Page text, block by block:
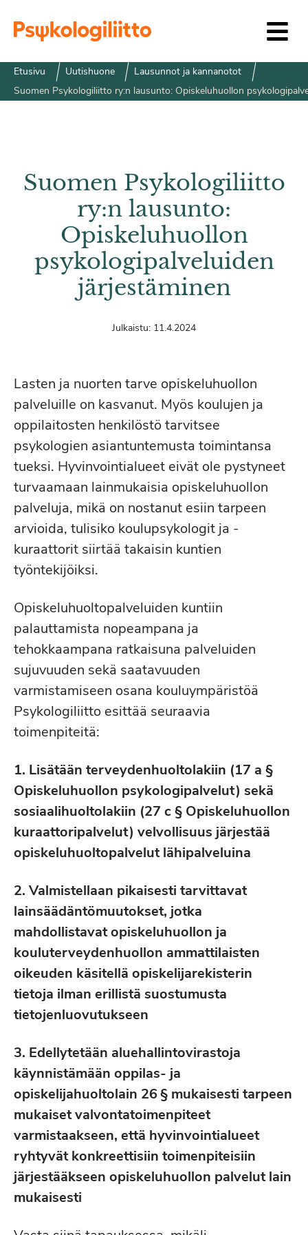
Etusivu Uutishuone
Lausunnot ja kannanotot
Suomen Psykologiliitto ry:n lausunto: Opiskeluhuollon
Suomen Psykologiliitto
ry:n lausunto:
Opiskeluhuollon
psykologipalveluiden
järjestäminen
Julkaistu: 11.4.2024
Lasten ja nuorten tarve opiskeluhuollon
palveluille on kasvanut. Myös koulujen ja
oppilaitosten henkilöstö tarvitsee
psykologien asiantuntemusta toimintansa
tueksi. Hyvinvointialueet eivät ole pystyneet
turvaamaan lainmukaisia opiskeluhuollon
palveluja, mikä on nostanut esiin tarpeen
arvioida, tulisiko koulupsykologit ja -
kuraattorit siirtää takaisin kuntien
työntekijöiksi.
Opiskeluhuoltopalveluiden kuntiin
palauttamista nopeampana ja
tehokkaampana ratkaisuna palveluiden
sujuvuuden sekä saatavuuden
varmistamiseen osana kouluympäristöä
Psykologiliitto esittää seuraavia
toimenpiteitä:
1. Lisätään terveydenhuoltolakiin (17 a §
Opiskeluhuollon psykologipalvelut) sekä
sosiaalihuoltolakiin (27 c § Opiskeluhuollon
kuraattoripalvelut) velvollisuus järjestää
opiskeluhuoltopalvelut lähipalveluina
2. Valmistellaan pikaisesti tarvittavat
lainsäädäntömuutokset, jotka
mahdollistavat opiskeluhuollon ja
kouluterveydenhuollon ammattilaisten
oikeuden käsitellä opiskelijarekisterin
tietoja ilman erillistä suostumusta
tietojenluovutukseen
3. Edellytetään aluehallintovirastoja
käynnistämään oppilas- ja
opiskelijahuoltolain 26 § mukaisesti tarpeen
mukaiset valvontatoimenpiteet
varmistaakseen, että hyvinvointialueet
ryhtyvät konkreettisiin toimenpiteisiin
järjestääkseen opiskeluhuollon palvelut lain
mukaisesti